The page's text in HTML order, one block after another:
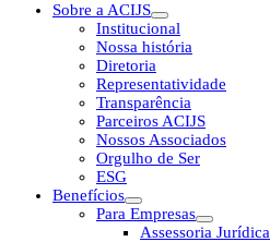
Sobre a ACIJS
Institucional
Nossa história
Diretoria
Representatividade
Transparência
Parceiros ACIJS
Nossos Associados
Orgulho de Ser
ESG
Benefícios
Para Empresas
Assessoria Jurídica